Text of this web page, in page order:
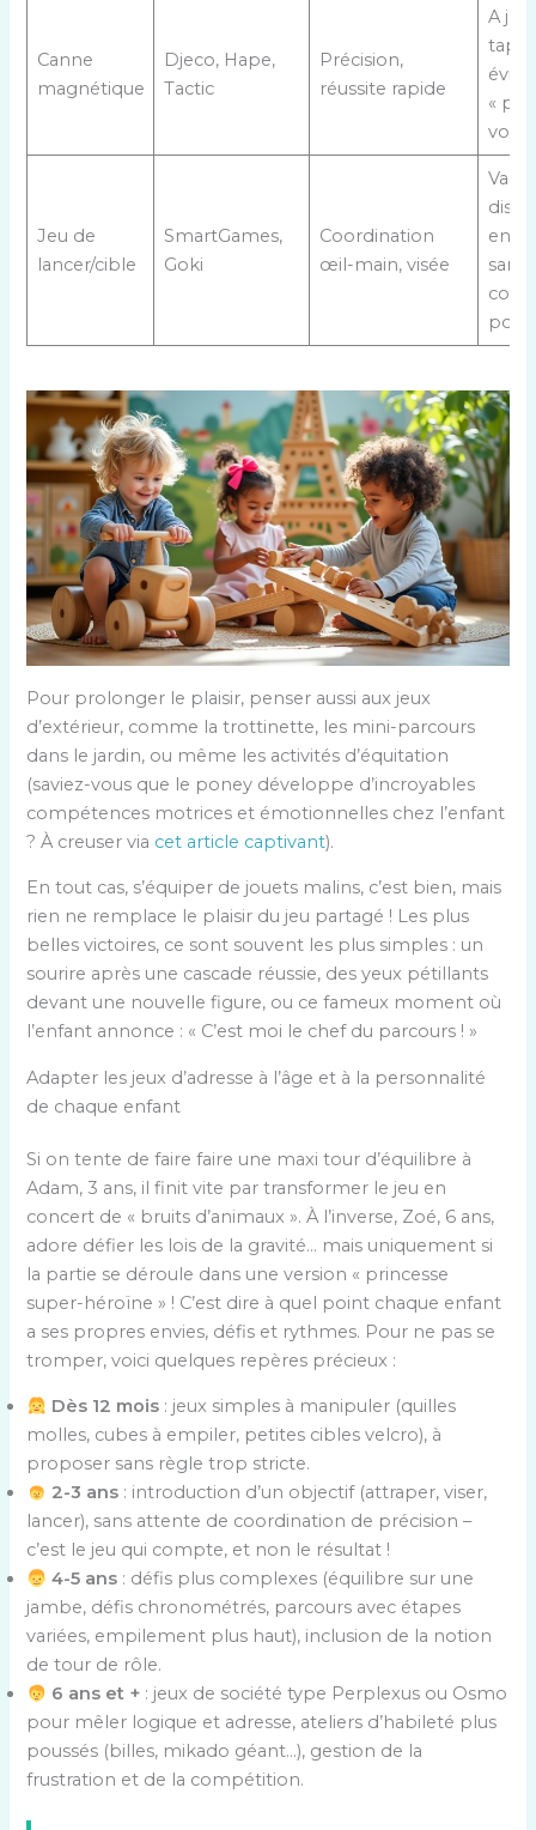
Canne
magnétique
Djeco, Hape,
Tactic
Précision,
réussite rapide
A
tapis
«
Jeu de
lancer/cible
SmartGames,
Goki
Coordination
œil-main, visée
sans
Pour prolonger le plaisir, penser aussi aux jeux
d’extérieur, comme la trottinette, les mini-parcours
dans le jardin, ou même les activités d’équitation
(saviez-vous que le poney développe d’incroyables
compétences motrices et émotionnelles chez l’enfant
? À creuser via cet article captivant).
En tout cas, s’équiper de jouets malins, c’est bien, mais
rien ne remplace le plaisir du jeu partagé ! Les plus
belles victoires, ce sont souvent les plus simples : un
sourire après une cascade réussie, des yeux pétillants
devant une nouvelle figure, ou ce fameux moment où
l’enfant annonce : « C’est moi le chef du parcours ! »
Adapter les jeux d’adresse à l’âge et à la personnalité
de chaque enfant
Si on tente de faire faire une maxi tour d’équilibre à
Adam, 3 ans, il finit vite par transformer le jeu en
concert de « bruits d’animaux ». À l’inverse, Zoé, 6 ans,
adore défier les lois de la gravité… mais uniquement si
la partie se déroule dans une version « princesse
super-héroïne » ! C’est dire à quel point chaque enfant
a ses propres envies, défis et rythmes. Pour ne pas se
tromper, voici quelques repères précieux :
Dès 12 mois : jeux simples à manipuler (quilles
molles, cubes à empiler, petites cibles velcro), à
proposer sans règle trop stricte.
2-3 ans : introduction d’un objectif (attraper, viser,
lancer), sans attente de coordination de précision –
c’est le jeu qui compte, et non le résultat !
4-5 ans : défis plus complexes (équilibre sur une
jambe, défis chronométrés, parcours avec étapes
variées, empilement plus haut), inclusion de la notion
de tour de rôle.
6 ans et + : jeux de société type Perplexus ou Osmo
pour mêler logique et adresse, ateliers d’habileté plus
poussés (billes, mikado géant…), gestion de la
frustration et de la compétition.